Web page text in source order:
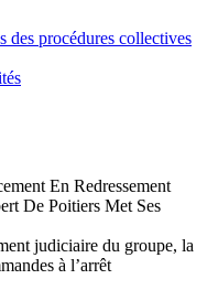
des procédures collectives
En Redressement
De Poitiers Met Ses